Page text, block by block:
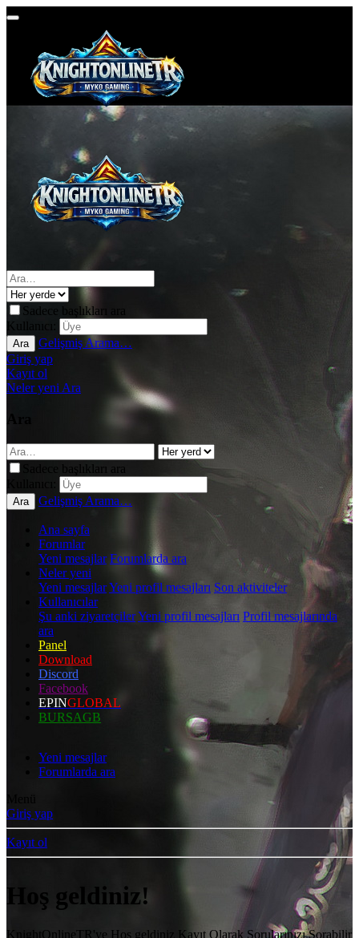
Sadece başlıkları ara
Kullanıcı:
Ara
Gelişmiş Arama…
Giriş yap
Kayıt ol
Neler yeni Ara
Sadece başlıkları ara
Ara Gelişmiş Arama…
Ana sayfa
Forumlar
Yeni mesajlar Forumlarda ara
Neler yeni
Yeni mesajlarYeni profil mesajları Son aktiviteler
Kullanıcılar
Şu anki ziyaretçilerYeni profil mesajları Profil mesajlarında
ara
Panel
Download
Discord
Facebook
EPINGLOBAL
BURSAGB
Yeni mesajlar
Forumlarda ara
Giriş yap
Kayıt ol
Hoş geldiniz!
KnightOnlineTR'ye Hoş geldiniz Kayıt Olarak Sorularınızı Sorabilir